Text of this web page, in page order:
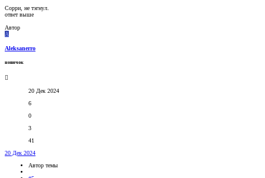
Сорри, не тэгнул.
ответ выше
Автор
A
Aleksanerro
новичок
20 Дек 2024
6
0
3
41
20 Дек 2024
Автор темы